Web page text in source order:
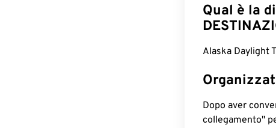
Qual è la
Alaska Daylight
Dopo aver
collegamento"